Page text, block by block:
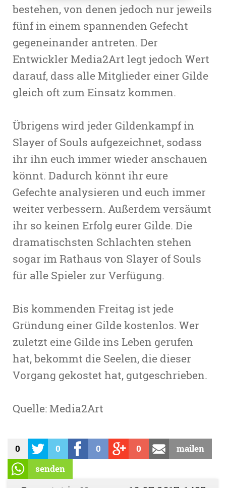
bestehen, von denen jedoch nur jeweils
fünf in einem spannenden Gefecht
gegeneinander antreten. Der
Entwickler Media2Art legt jedoch Wert
darauf, dass alle Mitglieder einer Gilde
gleich oft zum Einsatz kommen.
Übrigens wird jeder Gildenkampf in
Slayer of Souls aufgezeichnet, sodass
ihr ihn euch immer wieder anschauen
könnt. Dadurch könnt ihr eure
Gefechte analysieren und euch immer
weiter verbessern. Außerdem versäumt
ihr so keinen Erfolg eurer Gilde. Die
dramatischsten Schlachten stehen
sogar im Rathaus von Slayer of Souls
für alle Spieler zur Verfügung.
Bis kommenden Freitag ist jede
Gründung einer Gilde kostenlos. Wer
zuletzt eine Gilde ins Leben gerufen
hat, bekommt die Seelen, die dieser
Vorgang gekostet hat, gutgeschrieben.
Quelle: Media2Art
0 0 0 0
mailen
senden